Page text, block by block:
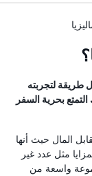
طريقة لتجربته
بحرية السفر
المال حيث أنها
مثل عدد غير
واسعة من